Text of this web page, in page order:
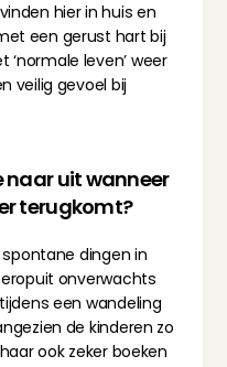
hier in huis en
een gerust hart bij
leven’ weer
veilig gevoel bij
naar uit wanneer
terugkomt?
dingen in
onverwachts
een wandeling
de kinderen zo
ook zeker boeken